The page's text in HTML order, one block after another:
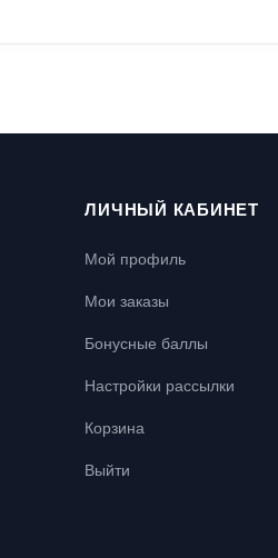
ЛИЧНЫЙ КАБИНЕТ
Мой профиль
Мои заказы
Бонусные баллы
Настройки рассылки
Корзина
Выйти